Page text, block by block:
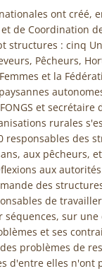
ont créé,
de Coordination
structures : cinq
Pêcheurs,
et la
et
rurales
responsables des
aux pêcheurs,
aux
des
de
séquences, sur
et ses
problèmes de
d'entre elles n'ont